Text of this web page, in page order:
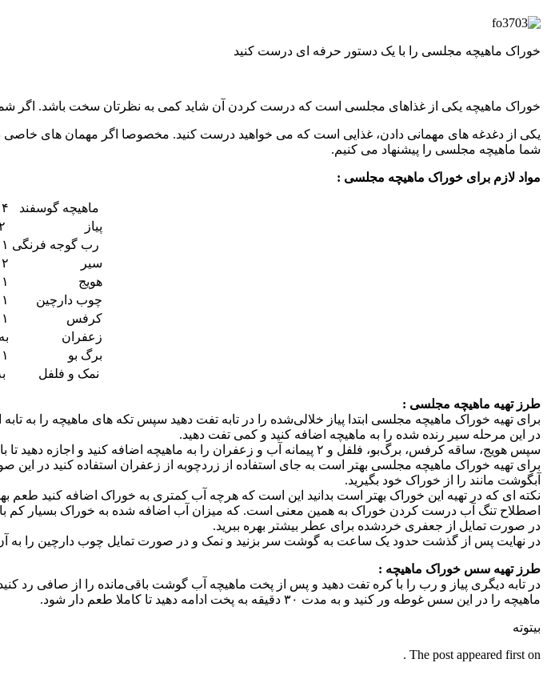
خوراک ماهیچه مجلسی را با یک دستور حرفه ای درست کنید
خوراک ماهیچه یکی از غذاهای مجلسی است که درست کردن آن شاید کمی به نظرتان سخت باشد. اگر
یکی از دغدغه های مهمانی دادن، غذایی است که می خواهید درست کنید. مخصوصا اگر مهمان های خاصی
شما ماهیچه مجلسی را پیشنهاد می کنیم.
مواد لازم برای خوراک ماهیچه مجلسی :
ماهیچه گوسفند
۴ عدد
پیاز
رب گوجه فرنگی ۱ قاشق غذاخوری
سیر
۲ حبه
هویج
۱ پیمانه
چوب دارچین
۱ عدد
کرفس
۱ پیمانه
زعفران
برگ بو
۱ یا ۲ عدد
نمک و فلفل
طرز تهیه ماهیچه مجلسی :
برای تهیه خوراک ماهیچه مجلسی ابتدا پیاز خلالی‌شده را در تابه تفت دهید سپس تکه های ماهیچه را به
در این مرحله سیر رنده شده را به ماهیچه اضافه کنید و کمی تفت دهید.
سپس هویج، ساقه کرفس، برگ‌بو، فلفل و ۲ پیمانه آب و زعفران را به ماهیچه اضافه کنید و اجازه دهید تا با حرارت خیلی کم آرام پز شود.
برای تهیه خوراک ماهیچه مجلسی بهتر است به جای استفاده از زردچوبه از زعفران استفاده کنید در
آبگوشت‌ مانند را از خوراک خود بگیرید.
نکته ای که در تهیه این خوراک بهتر است بدانید این است که هرچه آب کمتری به خوراک اضافه کنید طعم
اصطلاح تنگ آب درست کردن خوراک به همین معنی‌ است. که میزان آب اضافه شده به خوراک بسیار کم
در صورت تمایل از جعفری خرد‌شده برای عطر بیشتر بهره ببرید.
در نهایت پس از گذشت حدود یک ساعت به گوشت سر بزنید و نمک و در صورت تمایل چوب دارچین را به آن
طرز تهیه سس خوراک ماهیچه :
در تابه دیگری پیاز و رب را با کره تفت دهید و پس از پخت ماهیچه آب گوشت باقی‌مانده را از صافی رد
ماهیچه را در این سس غوطه ور کنید و به مدت ۳۰ دقیقه به پخت ادامه دهید تا کاملا طعم دار شود.
بیتوته
The post appeared first on .